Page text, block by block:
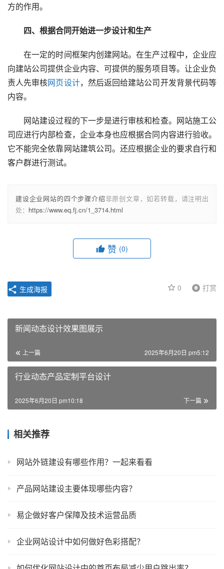
方的作用。
四、根据合同开始进一步设计和生产
在一定的时间框架内创建网站。在生产过程中，企业应
向建站公司提供企业内容、可提供的服务项目等。让企业负
责人先审核网页设计，然后返回给建站公司开发背景代码等
内容。
网站建设过程的下一步是进行审核和检查。网站施工公
司应进行内部检查，企业本身也应根据合同内容进行验收。
它不能完全依靠网站建筑公司。还应根据企业的要求自行和
客户群进行测试。
建设企业网站的四个步骤介绍非原创文章，如若转载，请注明出
处： https://www.eq.fj.cn/1_3714.html
赞 (0)
0 打赏
生成海报
新闻动态设计效果图展示
上一篇 2025年6月20日 pm5:12
行业动态产品定制平台设计
下一篇
2025年6月20日 pm10:18
相关推荐
网站外链建设有哪些作用？一起来看看
产品网站建设主要体现哪些内容？
易企做好客户保障及技术运营品质
企业网站设计中如何做好色彩搭配？